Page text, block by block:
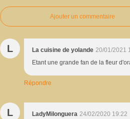
Ajouter un commentaire
L La cuisine de yolande 20/01/2021
Etant une grande fan de la fleur
Répondre
L LadyMilonguera 24/02/2020 19:22